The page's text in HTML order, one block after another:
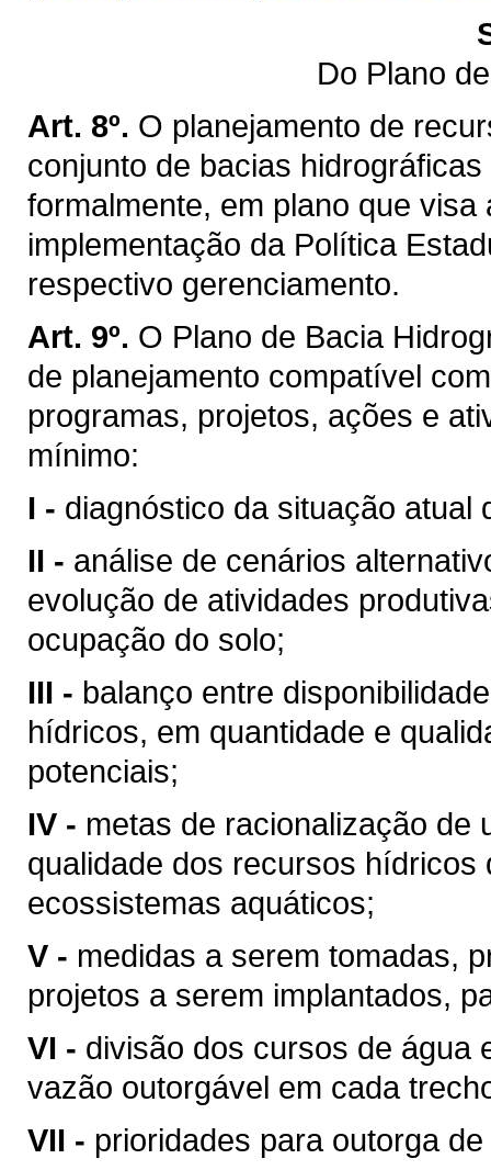
Do Plano
Art. 8º. O planejamento de
conjunto de bacias
formalmente, em plano que
implementação da Política
respectivo gerenciamento.
Art. 9º. O Plano de Bacia
de planejamento compatível
programas, projetos, ações e
mínimo:
I - diagnóstico da situação atual
II - análise de cenários
evolução de atividades
ocupação do solo;
III - balanço entre
hídricos, em quantidade e
potenciais;
IV - metas de racionalização de
qualidade dos recursos
ecossistemas aquáticos;
V - medidas a serem tomadas,
projetos a serem implantados,
VI - divisão dos cursos de água
vazão outorgável em cada
VII - prioridades para outorga